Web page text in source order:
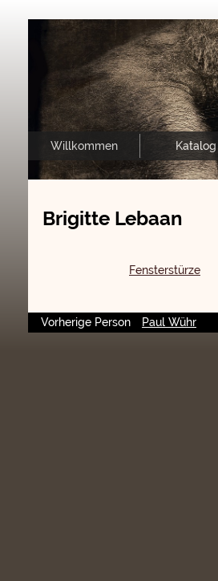
Willkommen Katalog
Brigitte Lebaan
Fensterstürze
Vorherige Person Paul Wühr